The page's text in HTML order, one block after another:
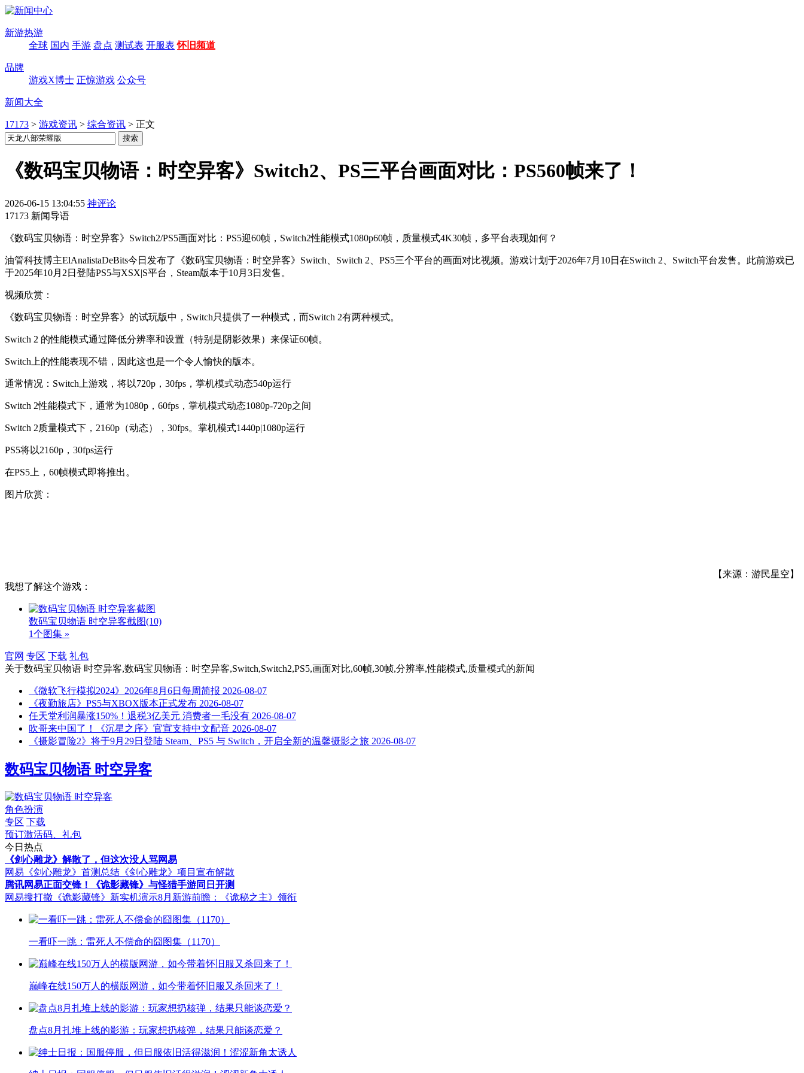
新游热游
全球 国内 手游 盘点 测试表 开服表 怀旧频道
品牌
游戏X博士 正惊游戏 公众号
新闻大全
17173 > 游戏资讯 > 综合资讯 > 正文
《数码宝贝物语：时空异客》Switch2、PS三平台画面对比：PS560帧来了！
2026-06-15 13:04:55 神评论
17173 新闻导语
《数码宝贝物语：时空异客》Switch2/PS5画面对比：PS5迎60帧，Switch2性能模式1080p60帧，质量模式4K30帧，多平台表现如何？
油管科技博主ElAnalistaDeBits今日发布了《数码宝贝物语：时空异客》Switch、Switch 2、PS5三个平台的画面对比视频。游戏计划于2026年7月10日在Switch 2、Switch平台发售。此前游戏已
于2025年10月2日登陆PS5与XSX|S平台，Steam版本于10月3日发售。
视频欣赏：
《数码宝贝物语：时空异客》的试玩版中，Switch只提供了一种模式，而Switch 2有两种模式。
Switch 2 的性能模式通过降低分辨率和设置（特别是阴影效果）来保证60帧。
Switch上的性能表现不错，因此这也是一个令人愉快的版本。
通常情况：Switch上游戏，将以720p，30fps，掌机模式动态540p运行
Switch 2性能模式下，通常为1080p，60fps，掌机模式动态1080p-720p之间
Switch 2质量模式下，2160p（动态），30fps。掌机模式1440p|1080p运行
PS5将以2160p，30fps运行
在PS5上，60帧模式即将推出。
图片欣赏：
【来源：游民星空】
我想了解这个游戏：
数码宝贝物语 时空异客截图(10)
1个图集 »
官网 专区 下载 礼包
关于数码宝贝物语 时空异客,数码宝贝物语：时空异客,Switch,Switch2,PS5,画面对比,60帧,30帧,分辨率,性能模式,质量模式的新闻
《微软飞行模拟2024》2026年8月6日每周简报 2026-08-07
《夜勤旅店》PS5与XBOX版本正式发布 2026-08-07
任天堂利润暴涨150%！退税3亿美元 消费者一毛没有 2026-08-07
吹哥来中国了！《沉星之序》官宣支持中文配音 2026-08-07
《摄影冒险2》将于9月29日登陆 Steam、PS5 与 Switch，开启全新的温馨摄影之旅 2026-08-07
数码宝贝物语 时空异客
角色扮演
专区 下载
预订激活码、礼包
今日热点
《剑心雕龙》解散了，但这次没人骂网易
网易《剑心雕龙》首测总结 《剑心雕龙》项目宣布解散
腾讯网易正面交锋！《诡影藏锋》与怪猎手游同日开测
网易搜打撤《诡影藏锋》新实机演示8月新游前瞻：《诡秘之主》领衔
一看吓一跳：雷死人不偿命的囧图集（1170）
巅峰在线150万人的横版网游，如今带着怀旧服又杀回来了！
盘点8月扎堆上线的影游：玩家想扔核弹，结果只能谈恋爱？